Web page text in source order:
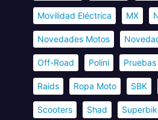
Movilidad Eléctrica MX
Novedades Motos
Off-Road Polini Pruebas
Raids Ropa Moto SBK
Scooters Shad